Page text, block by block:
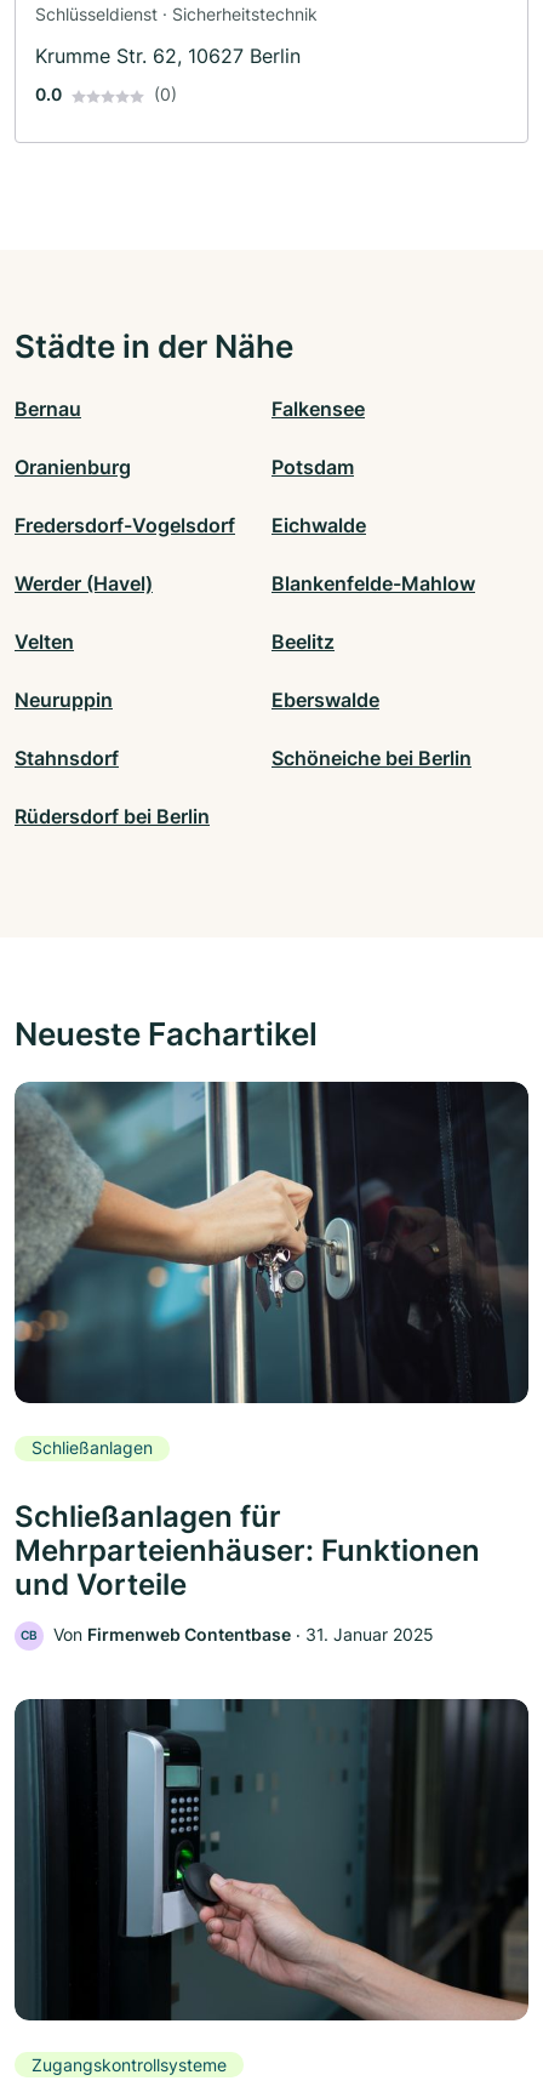
Schlüsseldienst · Sicherheitstechnik
Krumme Str. 62, 10627 Berlin
0.0 (0)
Städte in der Nähe
Bernau Falkensee
Oranienburg Potsdam
Fredersdorf-Vogelsdorf Eichwalde
Werder (Havel) Blankenfelde-Mahlow
Velten Beelitz
Neuruppin Eberswalde
Stahnsdorf Schöneiche bei Berlin
Rüdersdorf bei Berlin
Neueste Fachartikel
Schließanlagen
Schließanlagen für
Mehrparteienhäuser: Funktionen
und Vorteile
CB Von Firmenweb Contentbase ‧ 31. Januar 2025
Zugangskontrollsysteme